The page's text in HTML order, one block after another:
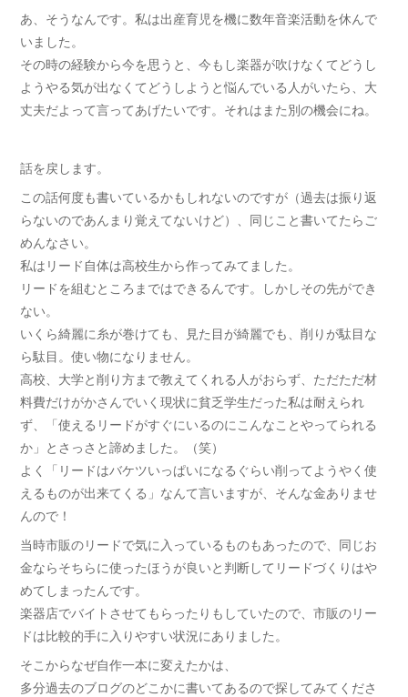
あ、そうなんです。私は出産育児を機に数年音楽活動を休んで
いました。
その時の経験から今を思うと、今もし楽器が吹けなくてどうし
ようやる気が出なくてどうしようと悩んでいる人がいたら、大
丈夫だよって言ってあげたいです。それはまた別の機会にね。
話を戻します。
この話何度も書いているかもしれないのですが（過去は振り返
らないのであんまり覚えてないけど）、同じこと書いてたらご
めんなさい。
私はリード自体は高校生から作ってみてました。
リードを組むところまではできるんです。しかしその先ができ
ない。
いくら綺麗に糸が巻けても、見た目が綺麗でも、削りが駄目な
ら駄目。使い物になりません。
高校、大学と削り方まで教えてくれる人がおらず、ただただ材
料費だけがかさんでいく現状に貧乏学生だった私は耐えられ
ず、「使えるリードがすぐにいるのにこんなことやってられる
か」とさっさと諦めました。（笑）
よく「リードはバケツいっぱいになるぐらい削ってようやく使
えるものが出来てくる」なんて言いますが、そんな金ありませ
んので！
当時市販のリードで気に入っているものもあったので、同じお
金ならそちらに使ったほうが良いと判断してリードづくりはや
めてしまったんです。
楽器店でバイトさせてもらったりもしていたので、市販のリー
ドは比較的手に入りやすい状況にありました。
そこからなぜ自作一本に変えたかは、
多分過去のブログのどこかに書いてあるので探してみてくださ